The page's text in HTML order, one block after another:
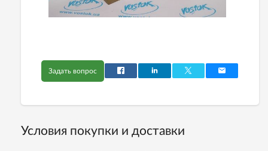
Задать вопрос
Условия покупки и доставки